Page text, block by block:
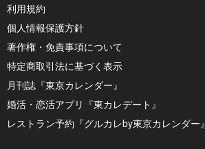
利用規約
個人情報保護方針
著作権・免責事項について
特定商取引法に基づく表示
月刊誌『東京カレンダー』
婚活・恋活アプリ『東カレデート』
レストラン予約『グルカレby東京カレンダー』